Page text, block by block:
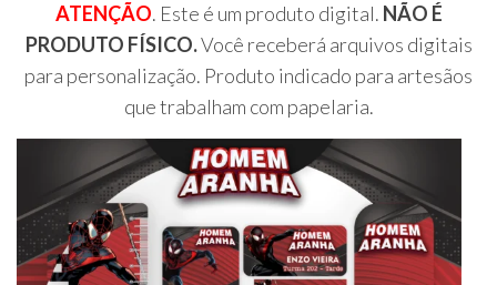
ATENÇÃO. Este é um produto digital. NÃO É
PRODUTO FÍSICO.Você receberá arquivos digitais
para personalização. Produto indicado para artesãos
que trabalham com papelaria.